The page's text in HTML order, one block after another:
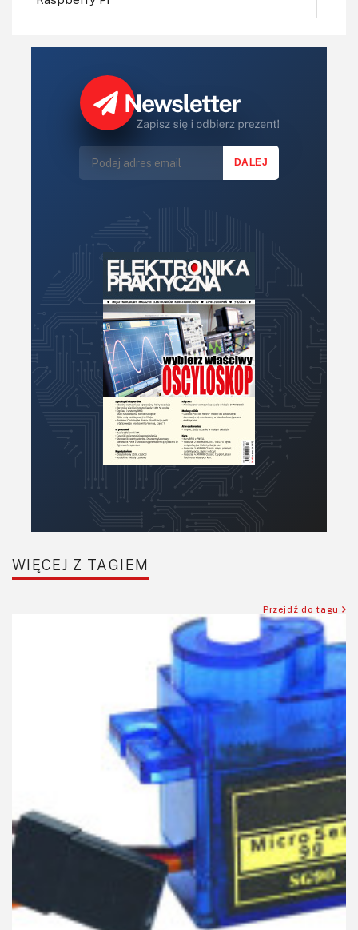
Robotyka
Sterowniki silników
Technika μP, μC, PLD
Termometry i termostaty
WIĘCEJ Z TAGIEM
Przejdź do tagu